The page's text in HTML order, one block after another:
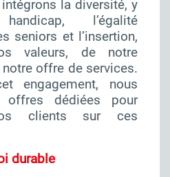
intégrons la diversité, y
l’égalité
seniors et l’insertion,
valeurs, de notre
offre de services.
engagement, nous
dédiées pour
clients sur ces
durable